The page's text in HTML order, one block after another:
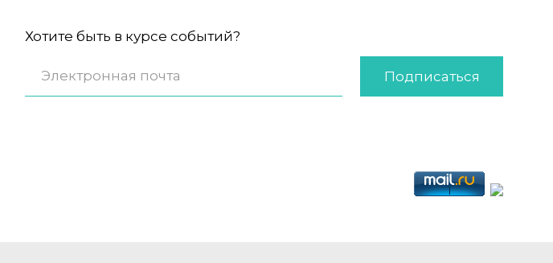
Хотите быть в курсе событий?
Подписаться